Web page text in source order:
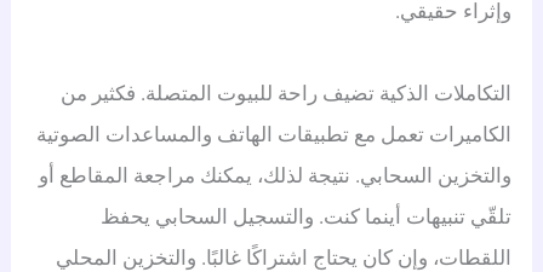
وإثراء حقيقي.
التكاملات الذكية تضيف راحة للبيوت المتصلة. فكثير من
الكاميرات تعمل مع تطبيقات الهاتف والمساعدات الصوتية
والتخزين السحابي. نتيجة لذلك، يمكنك مراجعة المقاطع أو
تلقّي تنبيهات أينما كنت. والتسجيل السحابي يحفظ
اللقطات، وإن كان يحتاج اشتراكًا غالبًا. والتخزين المحلي